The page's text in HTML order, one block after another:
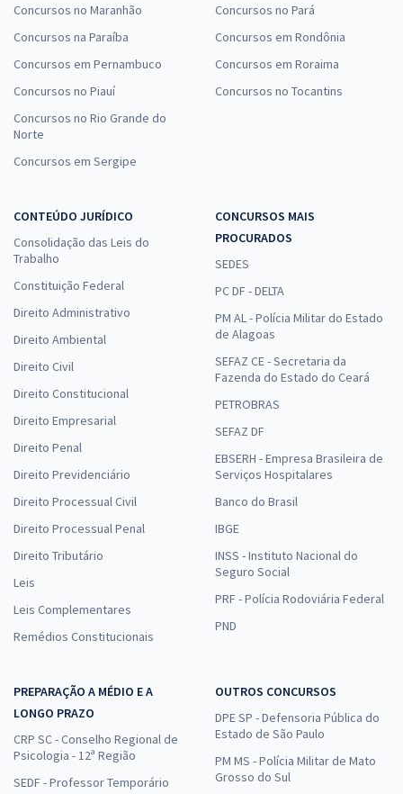
Concursos no Maranhão
Concursos na Paraíba
Concursos em Pernambuco
Concursos no Piauí
Concursos no Rio Grande do
Norte
Concursos em Sergipe
Concursos no Pará
Concursos em Rondônia
Concursos em Roraima
Concursos no Tocantins
CONTEÚDO JURÍDICO
Consolidação das Leis do
Trabalho
Constituição Federal
Direito Administrativo
Direito Ambiental
Direito Civil
Direito Constitucional
Direito Empresarial
Direito Penal
Direito Previdenciário
Direito Processual Civil
Direito Processual Penal
Direito Tributário
Leis
Leis Complementares
Remédios Constitucionais
CONCURSOS MAIS
PROCURADOS
SEDES
PC DF - DELTA
PM AL - Polícia Militar do Estado
de Alagoas
SEFAZ CE - Secretaria da
Fazenda do Estado do Ceará
PETROBRAS
SEFAZ DF
EBSERH - Empresa Brasileira de
Serviços Hospitalares
Banco do Brasil
IBGE
INSS - Instituto Nacional do
Seguro Social
PRF - Polícia Rodoviária Federal
PND
PREPARAÇÃO A MÉDIO E A
LONGO PRAZO
CRP SC - Conselho Regional de
Psicologia - 12ª Região
SEDF - Professor Temporário
OUTROS CONCURSOS
DPE SP - Defensoria Pública do
Estado de São Paulo
PM MS - Polícia Militar de Mato
Grosso do Sul